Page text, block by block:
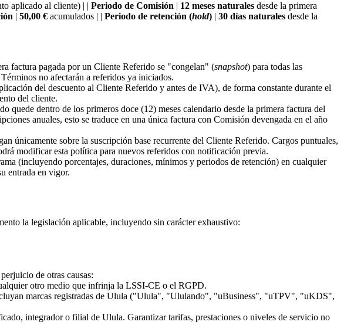
aplicado al cliente) | | Periodo de Comisión | 12 meses naturales desde la primera
| 50,00 € acumulados | | Periodo de retención (hold) | 30 días naturales desde la
factura pagada por un Cliente Referido se "congelan" (snapshot) para todas las
no afectarán a referidos ya iniciados.
del descuento al Cliente Referido y antes de IVA), de forma constante durante el
del cliente.
dentro de los primeros doce (12) meses calendario desde la primera factura del
anuales, esto se traduce en una única factura con Comisión devengada en el año
únicamente sobre la suscripción base recurrente del Cliente Referido. Cargos puntuales,
modificar esta política para nuevos referidos con notificación previa.
(incluyendo porcentajes, duraciones, mínimos y periodos de retención) en cualquier
entrada en vigor.
la legislación aplicable, incluyendo sin carácter exhaustivo:
de otras causas:
otro medio que infrinja la LSSI-CE o el RGPD.
marcas registradas de Ulula ("Ulula", "Ululando", "uBusiness", "uTPV", "uKDS",
integrador o filial de Ulula. Garantizar tarifas, prestaciones o niveles de servicio no